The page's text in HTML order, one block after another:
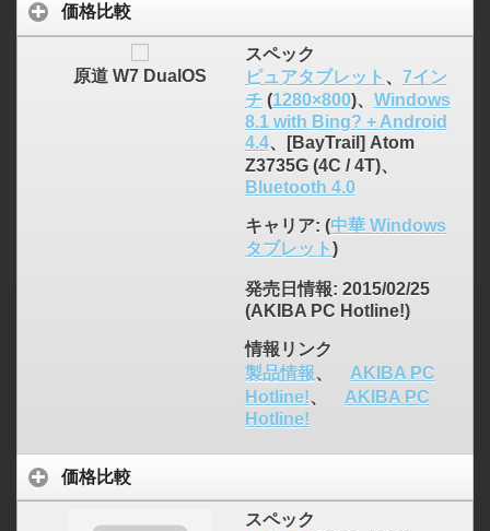
価格比較
原道 W7 DualOS
スペック
ピュアタブレット 、 7イン
チ(1280×800)、 Windows
8.1 with Bing? + Android
4.4、[BayTrail] Atom
Z3735G (4C / 4T)、
Bluetooth 4.0
キャリア: (中華 Windows
タブレット)
発売日情報: 2015/02/25
(AKIBA PC Hotline!)
情報リンク
製品情報、
AKIBA PC
Hotline!、
AKIBA PC
Hotline!
価格比較
スペック